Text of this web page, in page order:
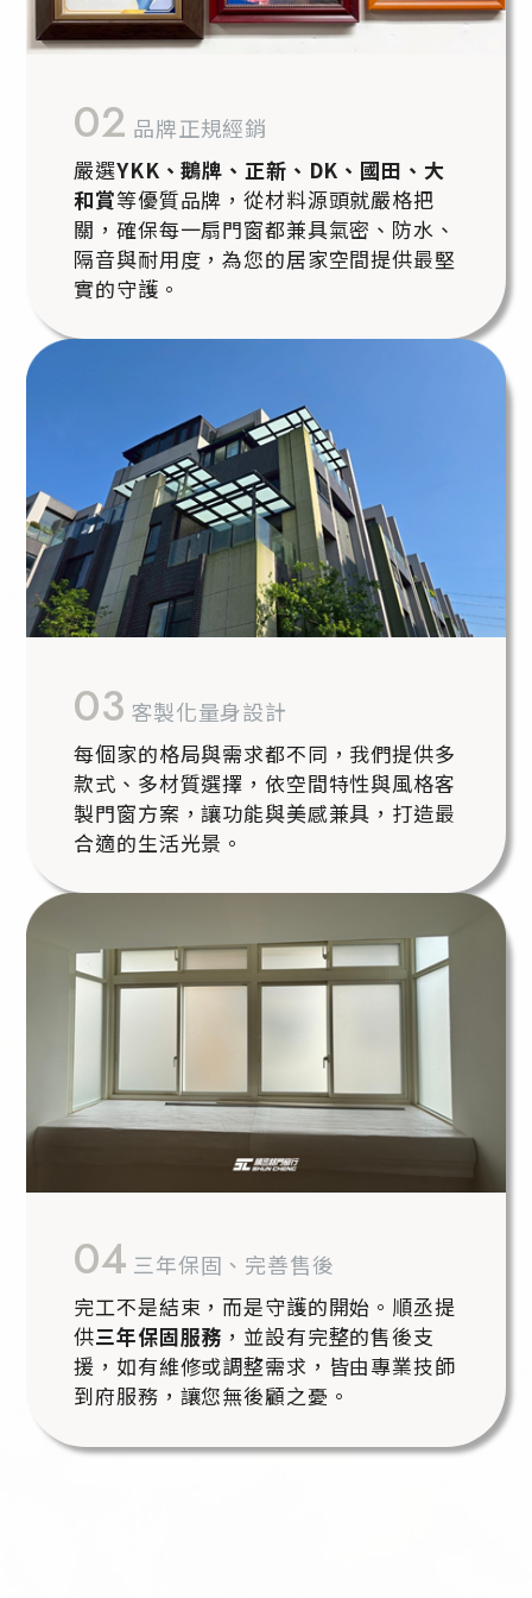
02 品牌正規經銷
嚴選YKK、鵝牌、正新、DK、國田、大
和賞等優質品牌，從材料源頭就嚴格把
關，確保每一扇門窗都兼具氣密、防水、
隔音與耐用度，為您的居家空間提供最堅
實的守護。
03 客製化量身設計
每個家的格局與需求都不同，我們提供多
款式、多材質選擇，依空間特性與風格客
製門窗方案，讓功能與美感兼具，打造最
合適的生活光景。
04 三年保固、完善售後
完工不是結束，而是守護的開始。順丞提
供三年保固服務 ，並設有完整的售後支
援，如有維修或調整需求，皆由專業技師
到府服務，讓您無後顧之憂。